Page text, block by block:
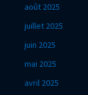
août 2025
juillet 2025
juin 2025
mai 2025
avril 2025